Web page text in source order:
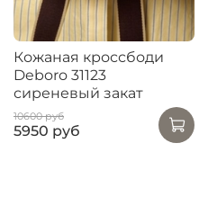
Кожаная кроссбоди
Deboro 31123
сиреневый закат
10600 руб
5950 руб